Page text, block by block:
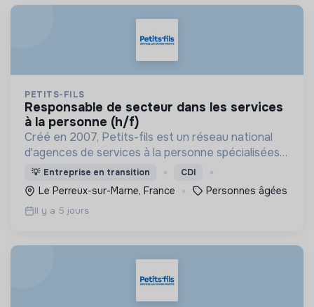
PETITS-FILS
responsable de secteur dans les services
à la personne (h/f)
Créé en 2007, Petits-fils est un réseau national
d'agences de services à la personne spécialisées
dans l'aide à domicile pour les personnes âgées.
💡 Entreprise en transition CDI
Le Perreux-sur-Marne, France Personnes âgées
Il y a 5 jours